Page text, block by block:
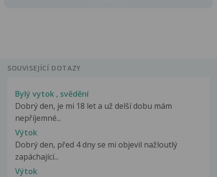
SOUVISEJÍCÍ DOTAZY
Bylý vytok , svědění
Dobrý den, je mi 18 let a už delší dobu mám
nepříjemné...
Výtok
Dobrý den, před 4 dny se mi objevil nažloutlý
zapáchající...
Výtok